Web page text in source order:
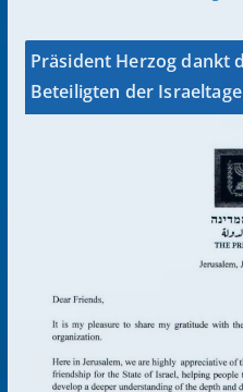
Präsident Herzog dankt
Beteiligten der